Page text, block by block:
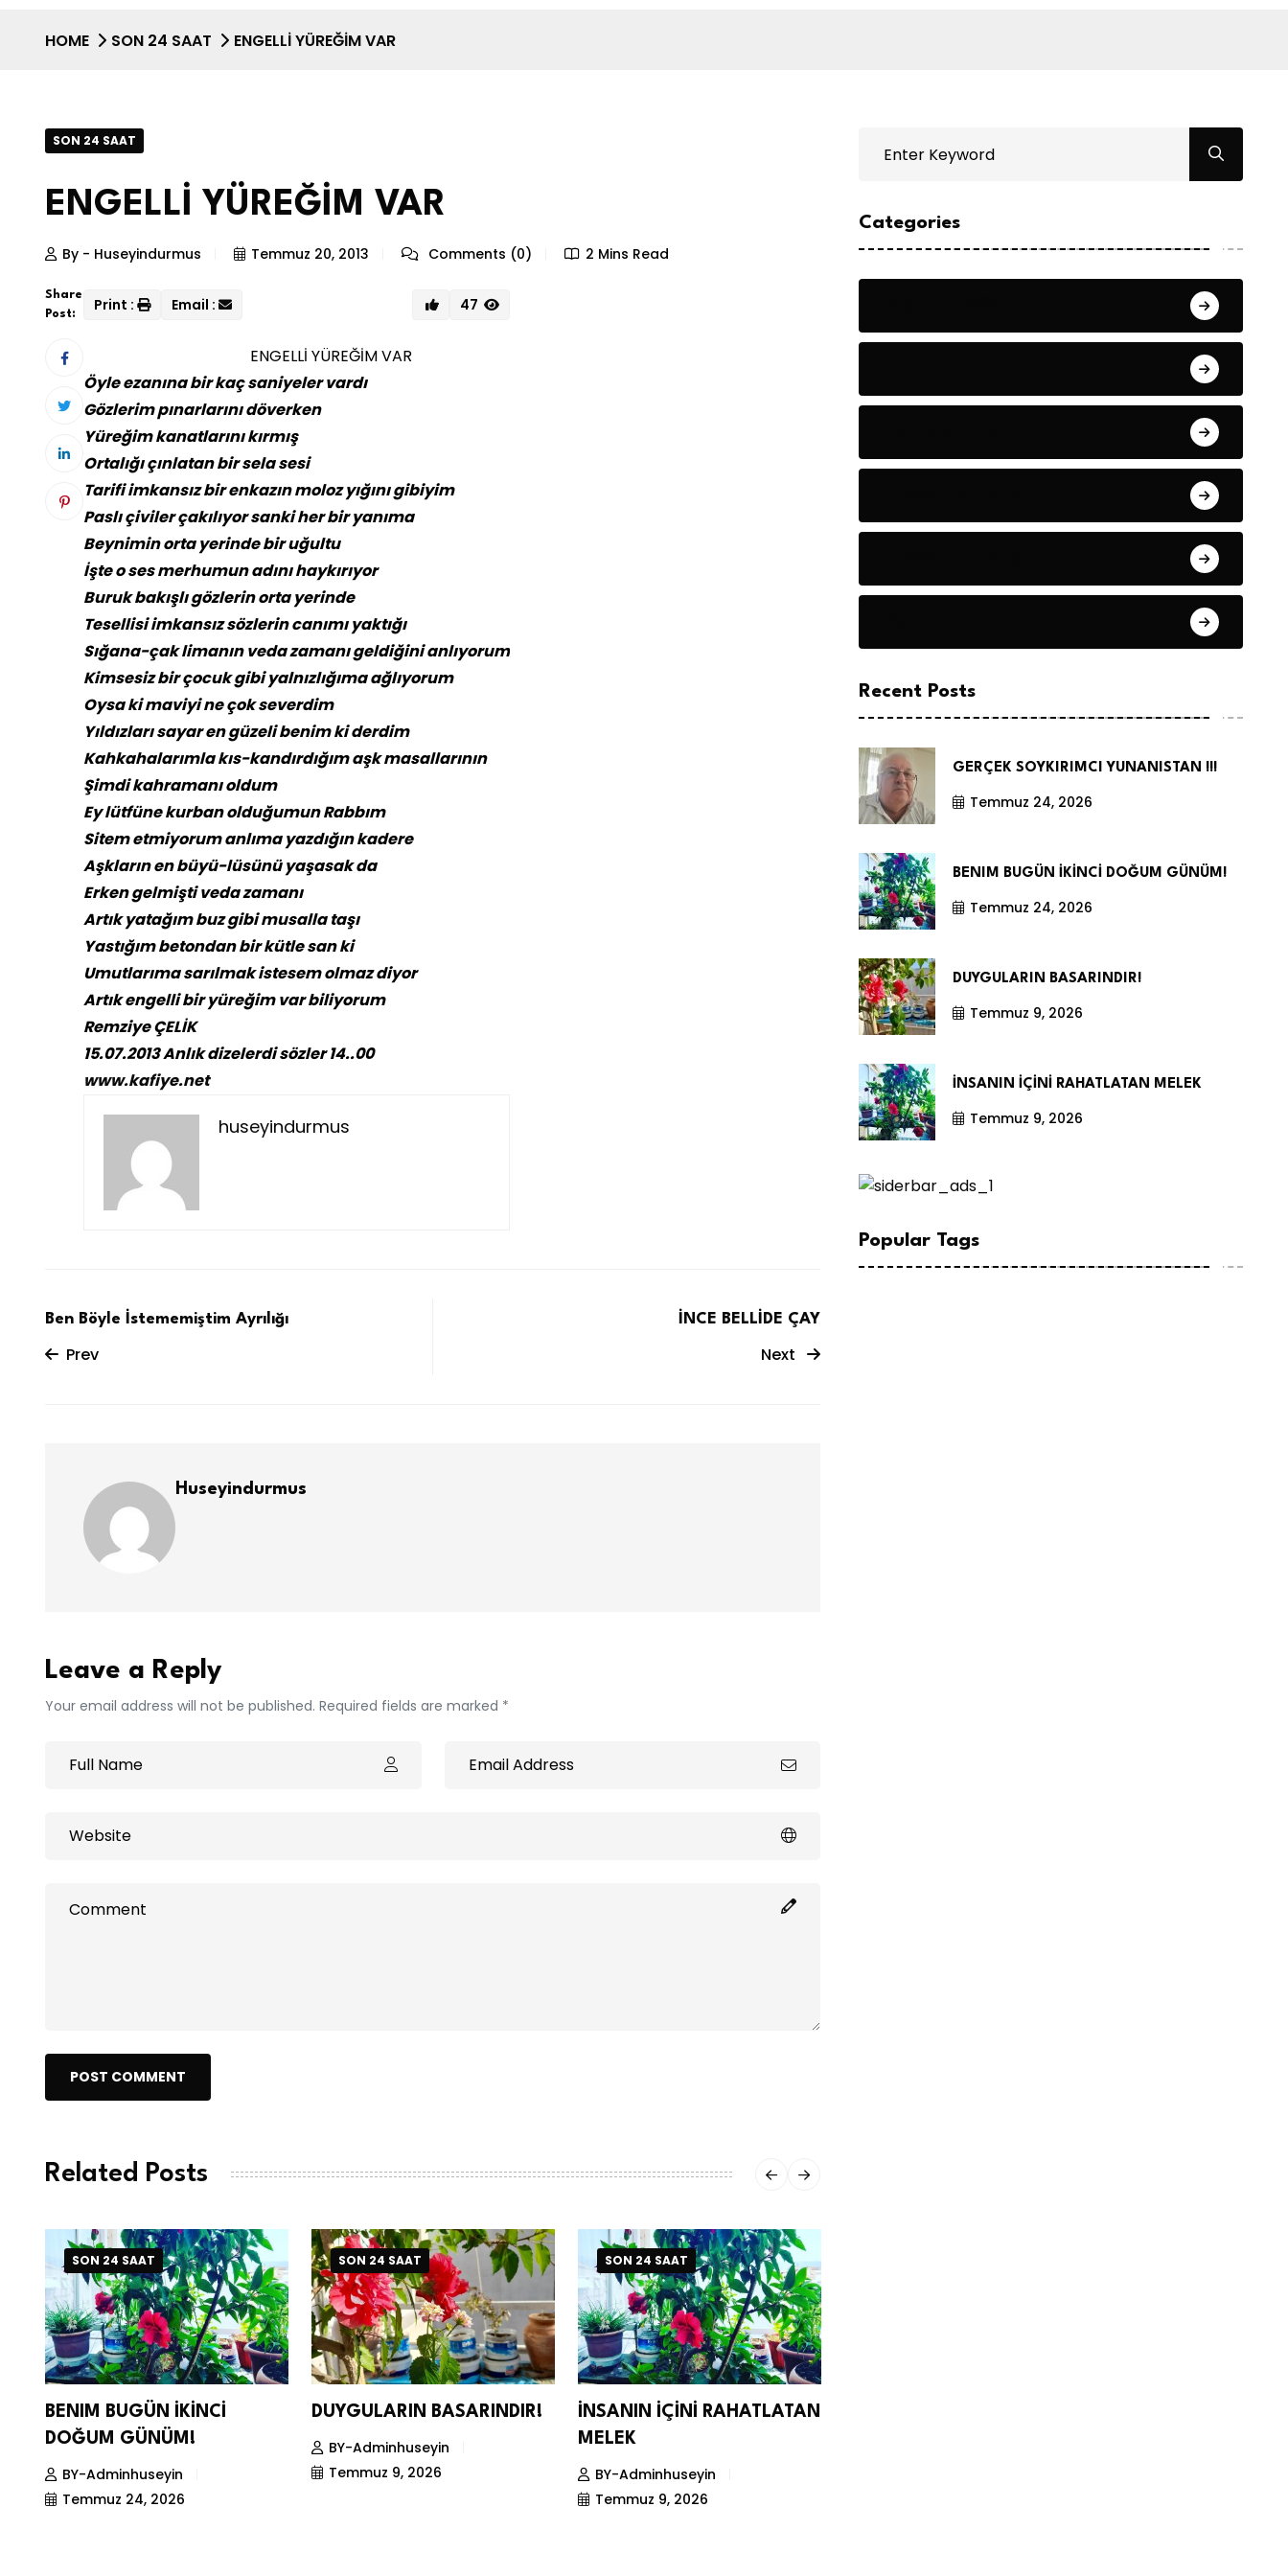
HOME SON 24 SAAT ENGELLİ YÜREĞİM VAR
SON 24 SAAT
ENGELLİ YÜREĞİM VAR
By - Huseyindurmus Temmuz 20, 2013 Comments (0) 2 Mins Read
Share
Post:
Print : Email : 47
ENGELLİ YÜREĞİM VAR
Öyle ezanına bir kaç saniyeler vardı
Gözlerim pınarlarını döverken
Yüreğim kanatlarını kırmış
Ortalığı çınlatan bir sela sesi
Tarifi imkansız bir enkazın moloz yığını gibiyim
Paslı çiviler çakılıyor sanki her bir yanıma
Beynimin orta yerinde bir uğultu
İşte o ses merhumun adını haykırıyor
Buruk bakışlı gözlerin orta yerinde
Tesellisi imkansız sözlerin canımı yaktığı
Sığana-çak limanın veda zamanı geldiğini anlıyorum
Kimsesiz bir çocuk gibi yalnızlığıma ağlıyorum
Oysa ki maviyi ne çok severdim
Yıldızları sayar en güzeli benim ki derdim
Kahkahalarımla kıs-kandırdığım aşk masallarının
Şimdi kahramanı oldum
Ey lütfüne kurban olduğumun Rabbım
Sitem etmiyorum anlıma yazdığın kadere
Aşkların en büyü-lüsünü yaşasak da
Erken gelmişti veda zamanı
Artık yatağım buz gibi musalla taşı
Yastığım betondan bir kütle san ki
Umutlarıma sarılmak istesem olmaz diyor
Artık engelli bir yüreğim var biliyorum
Remziye ÇELİK
15.07.2013 Anlık dizelerdi sözler 14..00
www.kafiye.net
huseyindurmus
Ben Böyle İstememiştim Ayrılığı
Prev
İNCE BELLİDE ÇAY
Next
Huseyindurmus
Leave a Reply
Your email address will not be published. Required fields are marked *
POST COMMENT
Related Posts
SON 24 SAAT
BENIM BUGÜN İKİNCİ
DOĞUM GÜNÜM!
BY-Adminhuseyin
Temmuz 24, 2026
SON 24 SAAT
DUYGULARIN BASARINDIR!
BY-Adminhuseyin
Temmuz 9, 2026
SON 24 SAAT
İNSANIN İÇİNİ RAHATLATAN
MELEK
BY-Adminhuseyin
Temmuz 9, 2026
Categories
Recent Posts
GERÇEK SOYKIRIMCI YUNANISTAN !!!
Temmuz 24, 2026
BENIM BUGÜN İKİNCİ DOĞUM GÜNÜM!
Temmuz 24, 2026
DUYGULARIN BASARINDIR!
Temmuz 9, 2026
İNSANIN İÇİNİ RAHATLATAN MELEK
Temmuz 9, 2026
Popular Tags